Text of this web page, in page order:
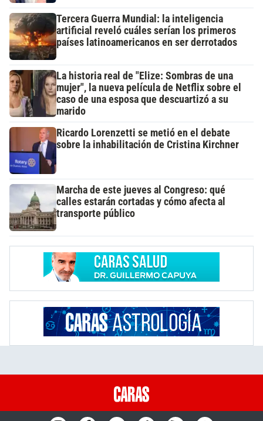
Tercera Guerra Mundial: la inteligencia
artificial reveló cuáles serían los primeros
países latinoamericanos en ser derrotados
La historia real de "Elize: Sombras de una
mujer", la nueva película de Netflix sobre el
caso de una esposa que descuartizó a su
marido
Ricardo Lorenzetti se metió en el debate
sobre la inhabilitación de Cristina Kirchner
Marcha de este jueves al Congreso: qué
calles estarán cortadas y cómo afecta al
transporte público